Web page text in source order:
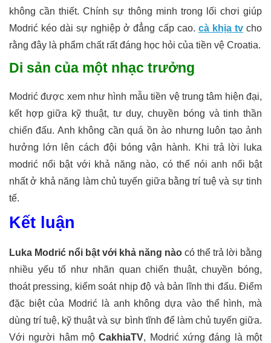
không cần thiết. Chính sự thông minh trong lối chơi giúp
Modrić kéo dài sự nghiệp ở đẳng cấp cao. cà khịa tvcho
rằng đây là phẩm chất rất đáng học hỏi của tiền vệ Croatia.
Di sản của một nhạc trưởng
Modrić được xem như hình mẫu tiền vệ trung tâm hiện đại,
kết hợp giữa kỹ thuật, tư duy, chuyền bóng và tinh thần
chiến đấu. Anh không cần quá ồn ào nhưng luôn tạo ảnh
hưởng lớn lên cách đội bóng vận hành. Khi trả lời luka
modrić nổi bật với khả năng nào, có thể nói anh nổi bật
nhất ở khả năng làm chủ tuyến giữa bằng trí tuệ và sự tinh
tế.
Kết luận
Luka Modrić nổi bật với khả năng nào có thể trả lời bằng
nhiều yếu tố như nhãn quan chiến thuật, chuyền bóng,
thoát pressing, kiểm soát nhịp độ và bản lĩnh thi đấu. Điểm
đặc biệt của Modrić là anh không dựa vào thể hình, mà
dùng trí tuệ, kỹ thuật và sự bình tĩnh để làm chủ tuyến giữa.
Với người hâm mộCakhiaTV, Modrić xứng đáng là một